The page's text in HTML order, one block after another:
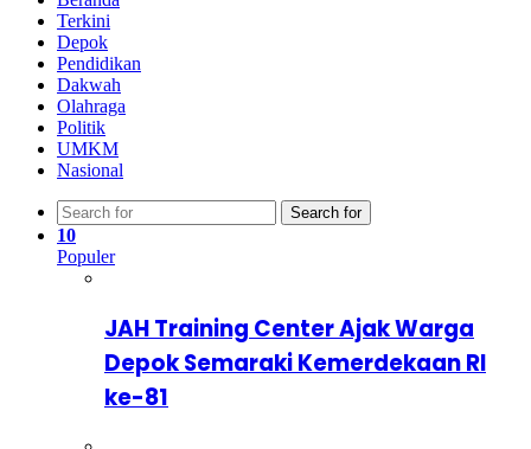
Terkini
Depok
Pendidikan
Dakwah
Olahraga
Politik
UMKM
Nasional
Search for
10
Populer
JAH Training Center Ajak Warga
Depok Semaraki Kemerdekaan RI
ke-81